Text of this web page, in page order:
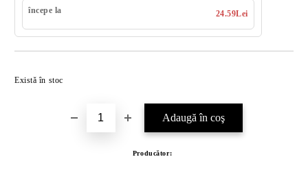
începe la 24.59Lei
Există în stoc
Producător: